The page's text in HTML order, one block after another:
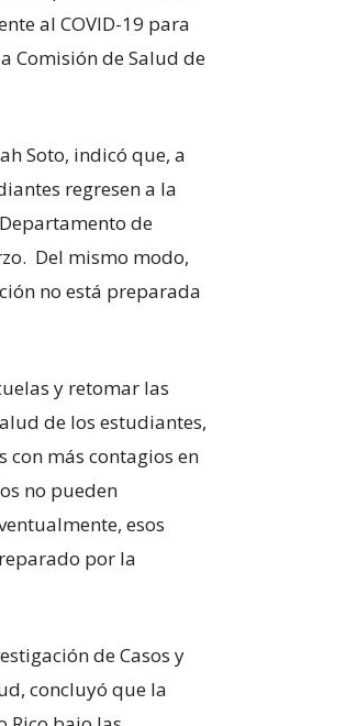
al COVID-19 para
Comisión de Salud de
Soto, indicó que, a
regresen a la
de
Del mismo modo,
no está preparada
y retomar las
de los estudiantes,
con más contagios en
no pueden
esos
por la
de Casos y
concluyó que la